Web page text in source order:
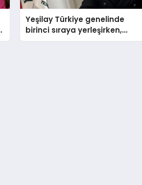
Yeşilay Türkiye genelinde
birinci sıraya yerleşirken,
yürütülen faaliyetlerle de